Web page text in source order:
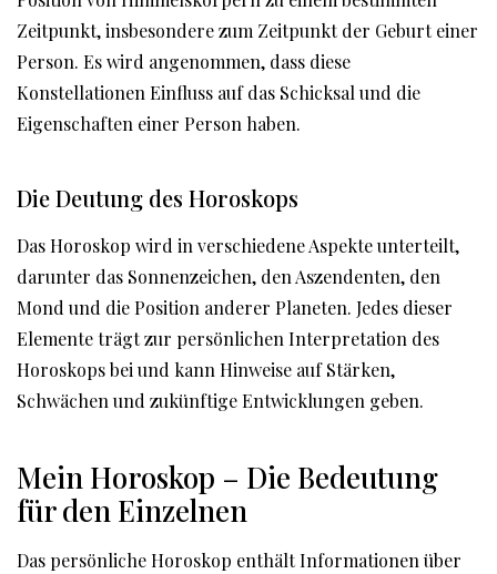
Zeitpunkt, insbesondere zum Zeitpunkt der Geburt einer
Person. Es wird angenommen, dass diese
Konstellationen Einfluss auf das Schicksal und die
Eigenschaften einer Person haben.
Die Deutung des Horoskops
Das Horoskop wird in verschiedene Aspekte unterteilt,
darunter das Sonnenzeichen, den Aszendenten, den
Mond und die Position anderer Planeten. Jedes dieser
Elemente trägt zur persönlichen Interpretation des
Horoskops bei und kann Hinweise auf Stärken,
Schwächen und zukünftige Entwicklungen geben.
Mein Horoskop – Die Bedeutung
für den Einzelnen
Das persönliche Horoskop enthält Informationen über